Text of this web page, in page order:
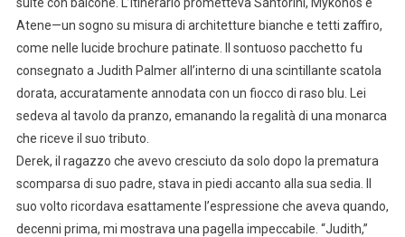
Atene—un sogno su misura di architetture bianche e tetti zaffiro,
come nelle lucide brochure patinate. Il sontuoso pacchetto fu
consegnato a Judith Palmer all’interno di una scintillante scatola
dorata, accuratamente annodata con un fiocco di raso blu. Lei
sedeva al tavolo da pranzo, emanando la regalità di una monarca
che riceve il suo tributo.
Derek, il ragazzo che avevo cresciuto da solo dopo la prematura
scomparsa di suo padre, stava in piedi accanto alla sua sedia. Il
suo volto ricordava esattamente l’espressione che aveva quando,
decenni prima, mi mostrava una pagella impeccabile. “Judith,”